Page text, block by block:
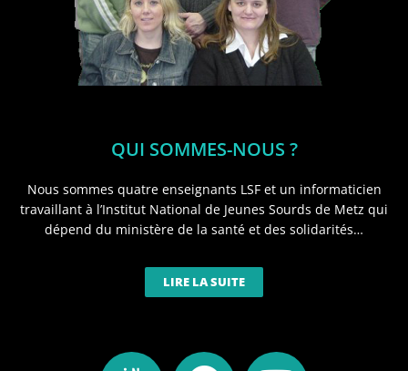
QUI SOMMES-NOUS ?
Nous sommes quatre enseignants LSF et un informaticien
travaillant à l’Institut National de Jeunes Sourds de Metz qui
dépend du ministère de la santé et des solidarités…
LIRE LA SUITE